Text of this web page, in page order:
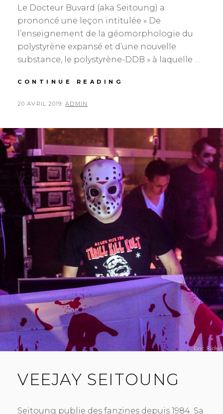
Le Docteur Buvard (aka Seitoung) a
prononcé une leçon intitulée « De
l’enseignement de la géomorphologie du
polystyrène expansé et d’une nouvelle
substance, le polystyrène-DDB » à laquelle …
CONTINUE READING
POSTED
20 AVRIL 2019 BY
ADMIN
VEEJAY SEITOUNG
Seitoung publie des fanzines depuis 1984. Sa